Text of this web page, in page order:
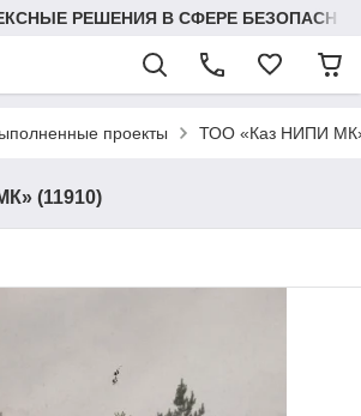
РЕШЕНИЯ В СФЕРЕ
проекты ТОО «Каз НИПИ
(11910)